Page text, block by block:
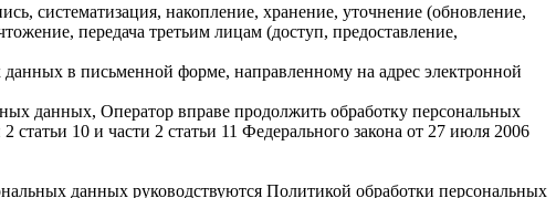
систематизация, накопление, хранение, уточнение (обновление,
передача третьим лицам (доступ, предоставление,
в письменной форме, направленному на адрес электронной
данных, Оператор вправе продолжить обработку персональных
10 и части 2 статьи 11 Федерального закона от 27 июля 2006
данных руководствуются Политикой обработки персональных